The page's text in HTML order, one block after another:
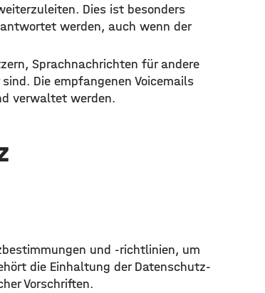
Dies ist besonders
werden, auch wenn der
Sprachnachrichten für andere
Die empfangenen Voicemails
verwaltet werden.
und -richtlinien, um
die Einhaltung der Datenschutz-
Vorschriften.